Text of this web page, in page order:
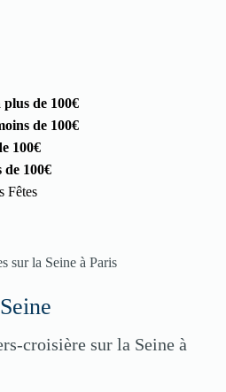
de 100€
de 100€
100€
de 100€
Fêtes
croisière sur la Seine à